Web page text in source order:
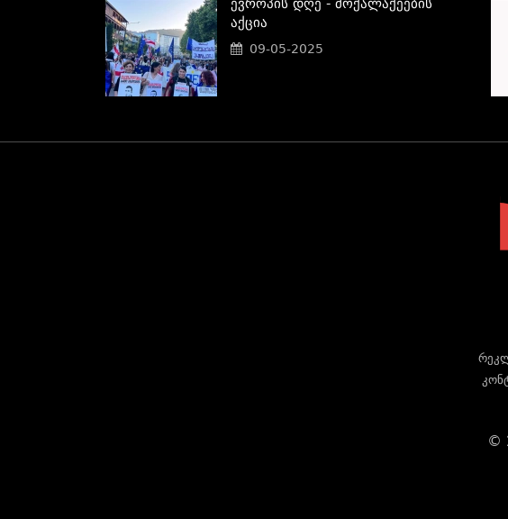
Ევროპის Დღე - Მოქალაქეების
Აქცია
09-05-2025
©